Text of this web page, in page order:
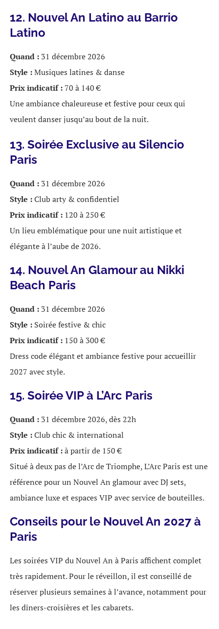
12. Nouvel An Latino au Barrio
Latino
Quand : 31 décembre 2026
Style :Musiques latines & danse
Prix indicatif : 70 à 140 €
Une ambiance chaleureuse et festive pour ceux qui
veulent danser jusqu’au bout de la nuit.
13. Soirée Exclusive au Silencio
Paris
Quand : 31 décembre 2026
Style :Club arty & confidentiel
Prix indicatif : 120 à 250 €
Un lieu emblématique pour une nuit artistique et
élégante à l’aube de 2026.
14. Nouvel An Glamour au Nikki
Beach Paris
Quand : 31 décembre 2026
Style : Soirée festive & chic
Prix indicatif : 150 à 300 €
Dress code élégant et ambiance festive pour accueillir
2027 avec style.
15. Soirée VIP à L’Arc Paris
Quand : 31 décembre 2026, dès 22h
Style :Club chic & international
Prix indicatif :à partir de 150 €
Situé à deux pas de l’Arc de Triomphe, L’Arc Paris est une
référence pour un Nouvel An glamour avec DJ sets,
ambiance luxe et espaces VIP avec service de bouteilles.
Conseils pour le Nouvel An 2027 à
Paris
Les soirées VIP du Nouvel An à Paris affichent complet
très rapidement. Pour le réveillon, il est conseillé de
réserver plusieurs semaines à l’avance, notamment pour
les dîners-croisières et les cabarets.